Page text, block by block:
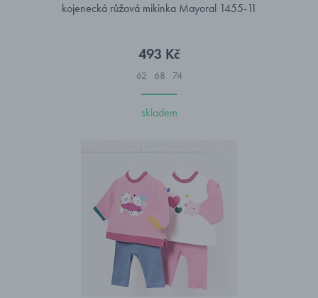
kojenecká růžová mikinka Mayoral 1455-11
493 Kč
62 68 74
skladem